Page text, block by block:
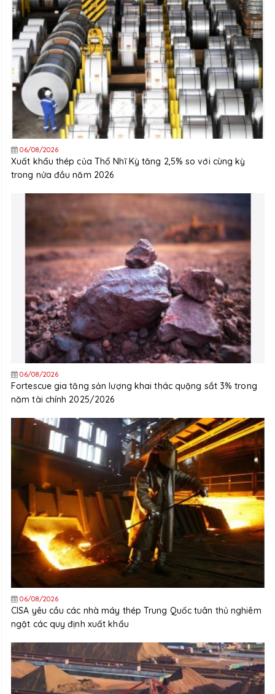
06/08/2026
Xuất khẩu thép của Thổ Nhĩ Kỳ tăng 2,5% so với cùng kỳ
trong nửa đầu năm 2026
06/08/2026
Fortescue gia tăng sản lượng khai thác quặng sắt 3% trong
năm tài chính 2025/2026
06/08/2026
CISA yêu cầu các nhà máy thép Trung Quốc tuân thủ nghiêm
ngặt các quy định xuất khẩu